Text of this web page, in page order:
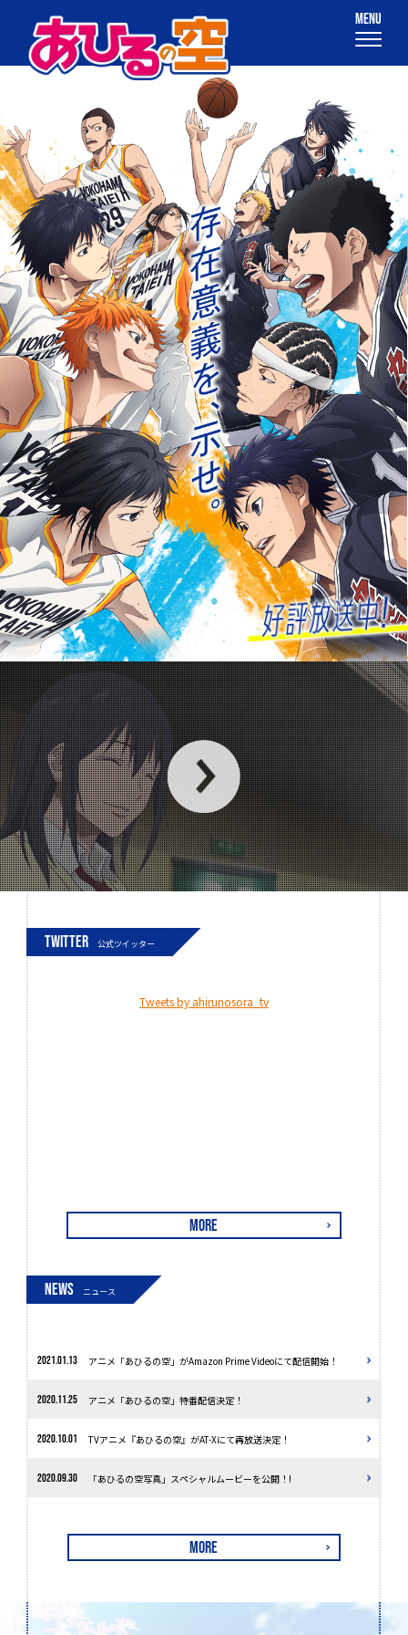
TWITTER 公式ツイッター
Tweets by ahirunosora_tv
MORE
NEWS ニュース
2021.01.13 アニメ「あひるの空」がAmazon Prime Videoにて配信開始！
2020.11.25 アニメ「あひるの空」特番配信決定！
2020.10.01 TVアニメ『あひるの空』がAT-Xにて再放送決定！
2020.09.30 「あひるの空写真」スペシャルムービーを公開！!
MORE